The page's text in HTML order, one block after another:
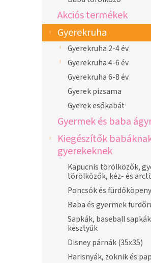
Akciós termékek
Gyerekruha
Gyerekruha 2-4 év
Gyerekruha 4-6 év
Gyerekruha 6-8 év
Gyerek pizsama
Gyerek esőkabát
Gyermek és baba
Kiegészítők
gyerekeknek
Kapucnis törölközők,
törölközők, kéz- és
Poncsók és
Baba és gyermek
Sapkák, baseball
kesztyűk
Disney párnák (35x35)
Harisnyák, zoknik és